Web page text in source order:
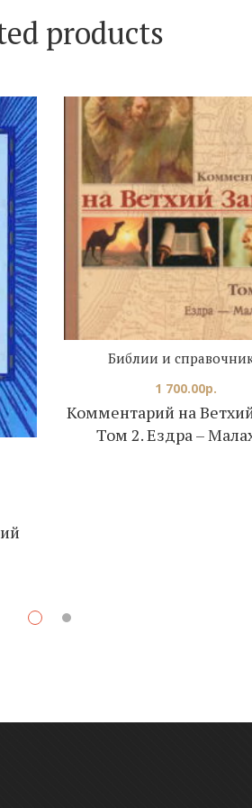
products
Комментарий на
Том 2. Ездра –
Библии и
1 700.00р.